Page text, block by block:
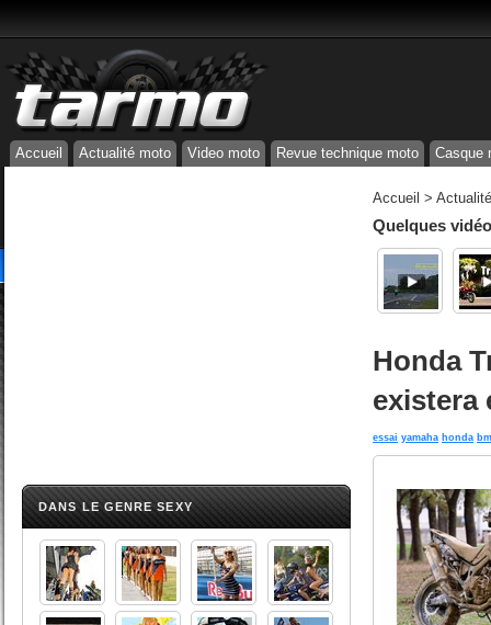
Accueil Actualité moto Video moto Revue technique moto Casque
DANS LE GENRE SEXY
Accueil >
Quelques
Honda
existera
essai yamaha honda